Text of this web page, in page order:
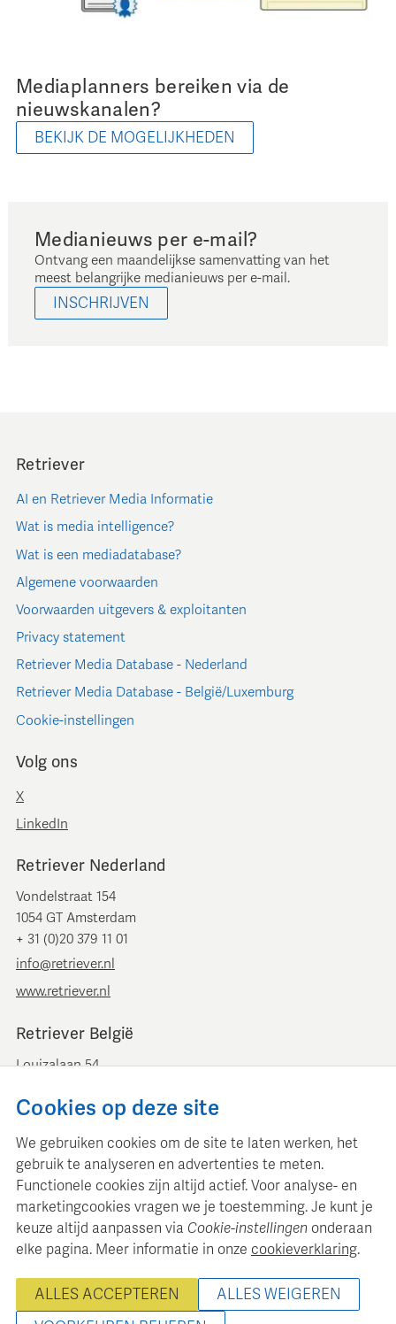
Mediaplanners bereiken via de
nieuwskanalen?
BEKIJK DE MOGELIJKHEDEN
Medianieuws per e-mail?
Ontvang een maandelijkse samenvatting van het
meest belangrijke medianieuws per e-mail.
INSCHRIJVEN
Retriever
AI en Retriever Media Informatie
Wat is media intelligence?
Wat is een mediadatabase?
Algemene voorwaarden
Voorwaarden uitgevers & exploitanten
Privacy statement
Retriever Media Database - Nederland
Retriever Media Database - België/Luxemburg
Cookie-instellingen
Volg ons
X
LinkedIn
Retriever Nederland
Vondelstraat 154
1054 GT Amsterdam
+ 31 (0)20 379 11 01
info@retriever.nl
www.retriever.nl
Retriever België
Louizalaan 54
+ 32 (0)2 893 00 52
www.retrievermedia.be
Retriever Media Informatie onderhoudt een gestructureerde
mediadatabase voor professionele mediaplanning en analyse.
© 2000 - 2026 Retriever Media Informatie B.V. - Alle rechten
voorbehouden
Cookies op deze site
We gebruiken cookies om de site te laten werken, het
gebruik te analyseren en advertenties te meten.
Functionele cookies zijn altijd actief. Voor analyse- en
marketingcookies vragen we je toestemming. Je kunt je
keuze altijd aanpassen via Cookie-instellingen onderaan
elke pagina. Meer informatie in onze cookieverklaring.
ALLES ACCEPTEREN
ALLES WEIGEREN